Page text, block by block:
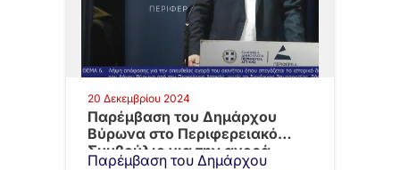
20 Δεκεμβρίου 2024
Παρέμβαση του Δημάρχου
Βύρωνα στο Περιφερειακό
Συμβούλιο για την αγορά…
Παρέμβαση του Δημάρχου